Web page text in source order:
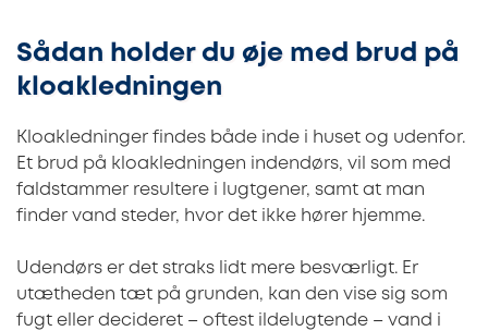
Sådan holder du øje med brud på
kloakledningen
Kloakledninger findes både inde i huset og udenfor.
Et brud på kloakledningen indendørs, vil som med
faldstammer resultere i lugtgener, samt at man
finder vand steder, hvor det ikke hører hjemme.
Udendørs er det straks lidt mere besværligt. Er
utætheden tæt på grunden, kan den vise sig som
fugt eller decideret – oftest ildelugtende – vand i